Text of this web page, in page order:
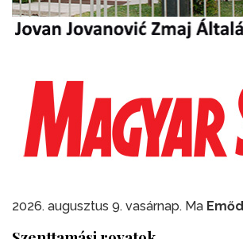
2026. augusztus 9. vasárnap. Ma Emőd